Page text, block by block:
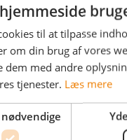
Adgangskode
til at tilpasse
om din brug af vores
dem med andre
tjenester. Læs mere